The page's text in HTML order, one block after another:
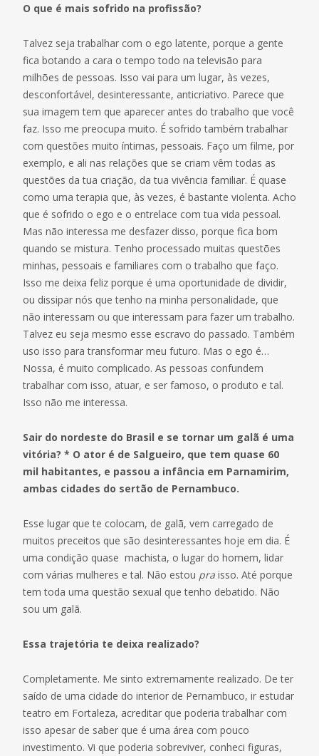
O que é mais sofrido na profissão?
Talvez seja trabalhar com o ego latente, porque a gente
fica botando a cara o tempo todo na televisão para
milhões de pessoas. Isso vai para um lugar, às vezes,
desconfortável, desinteressante, anticriativo. Parece que
sua imagem tem que aparecer antes do trabalho que você
faz. Isso me preocupa muito. É sofrido também trabalhar
com questões muito íntimas, pessoais. Faço um filme, por
exemplo, e ali nas relações que se criam vêm todas as
questões da tua criação, da tua vivência familiar. É quase
como uma terapia que, às vezes, é bastante violenta. Acho
que é sofrido o ego e o entrelace com tua vida pessoal.
Mas não interessa me desfazer disso, porque fica bom
quando se mistura. Tenho processado muitas questões
minhas, pessoais e familiares com o trabalho que faço.
Isso me deixa feliz porque é uma oportunidade de dividir,
ou dissipar nós que tenho na minha personalidade, que
não interessam ou que interessam para fazer um trabalho.
Talvez eu seja mesmo esse escravo do passado. Também
uso isso para transformar meu futuro. Mas o ego é…
Nossa, é muito complicado. As pessoas confundem
trabalhar com isso, atuar, e ser famoso, o produto e tal.
Isso não me interessa.
Sair do nordeste do Brasil e se tornar um galã é uma
vitória? * O ator é de Salgueiro, que tem quase 60
mil habitantes, e passou a infância em Parnamirim,
ambas cidades do sertão de Pernambuco.
Esse lugar que te colocam, de galã, vem carregado de
muitos preceitos que são desinteressantes hoje em dia. É
uma condição quase machista, o lugar do homem, lidar
com várias mulheres e tal. Não estou pra isso. Até porque
tem toda uma questão sexual que tenho debatido. Não
sou um galã.
Essa trajetória te deixa realizado?
Completamente. Me sinto extremamente realizado. De ter
saído de uma cidade do interior de Pernambuco, ir estudar
teatro em Fortaleza, acreditar que poderia trabalhar com
isso apesar de saber que é uma área com pouco
investimento. Vi que poderia sobreviver, conheci figuras,